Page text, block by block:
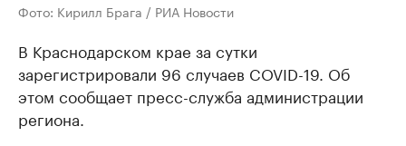
Фото: Кирилл Брага / РИА Новости
В Краснодарском крае за сутки
зарегистрировали 96 случаев COVID-19. Об
этом сообщает пресс-служба администрации
региона.